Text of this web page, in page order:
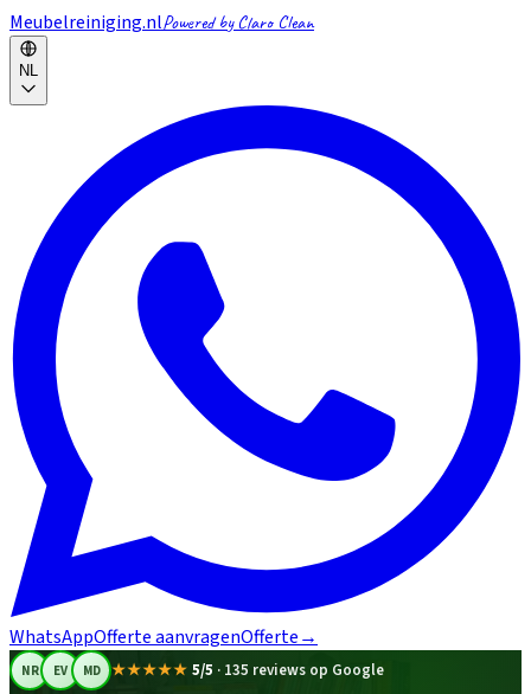
Meubelreiniging.nlPowered by Claro Clean
NL
WhatsAppOfferte aanvragenOfferte→
NR EV MD ★★★★★ 5/5 · 135 reviews op Google